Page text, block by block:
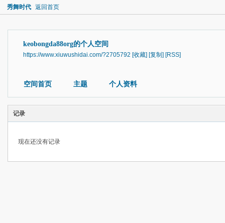
秀舞时代 返回首页
keobongda88org的个人空间
https://www.xiuwushidai.com/?2705792 [收藏] [复制] [RSS]
空间首页 主题 个人资料
记录
现在还没有记录